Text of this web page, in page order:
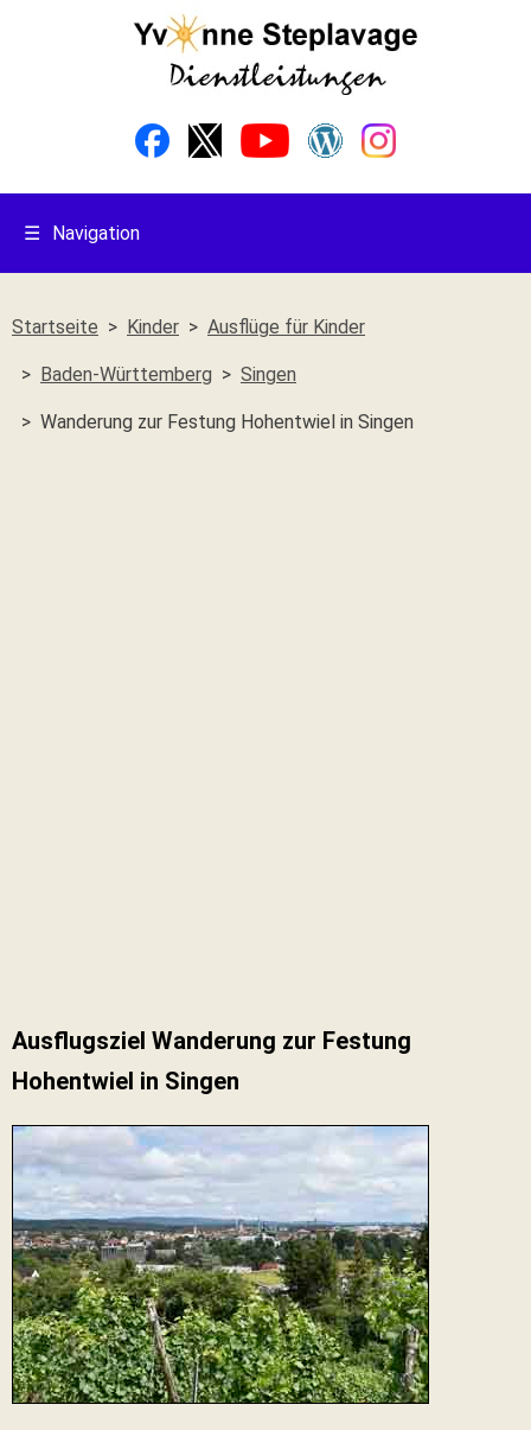
☰ Navigation
Startseite Kinder Ausflüge für Kinder
Baden-Württemberg Singen
Wanderung zur Festung Hohentwiel in Singen
Ausflugsziel Wanderung zur Festung
Hohentwiel in Singen